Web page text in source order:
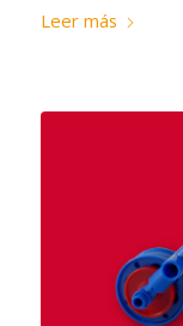
Leer más